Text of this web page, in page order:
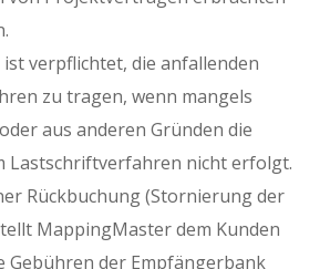
ist verpflichtet, die anfallenden
zu tragen, wenn mangels
aus anderen Gründen die
Lastschriftverfahren nicht erfolgt.
Rückbuchung (Stornierung der
MappingMaster dem Kunden
Gebühren der Empfängerbank